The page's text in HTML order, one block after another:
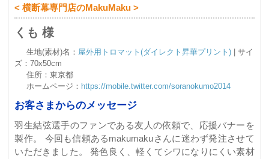
< 横断幕専門店のMakuMaku >
くも 様
生地(素材)名： 屋外用トロマット(ダイレクト昇華プリント) | サイ
ズ：70x50cm
住所：東京都
ホームページ： https://mobile.twitter.com/soranokumo2014
お客さまからのメッセージ
羽生結弦選手のファンである友人の依頼で、応援バナーを
製作。 今回も信頼あるmakumakuさんに迷わず発注させて
いただきました。 発色良く、軽くてシワになりにくい素材